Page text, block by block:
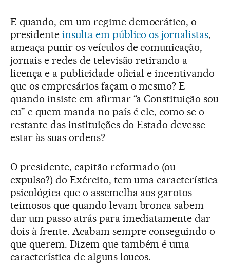
E quando, em um regime democrático, o
presidente insulta em público os jornalistas,
ameaça punir os veículos de comunicação,
jornais e redes de televisão retirando a
licença e a publicidade oficial e incentivando
que os empresários façam o mesmo? E
quando insiste em afirmar “a Constituição sou
eu” e quem manda no país é ele, como se o
restante das instituições do Estado devesse
estar às suas ordens?
O presidente, capitão reformado (ou
expulso?) do Exército, tem uma característica
psicológica que o assemelha aos garotos
teimosos que quando levam bronca sabem
dar um passo atrás para imediatamente dar
dois à frente. Acabam sempre conseguindo o
que querem. Dizem que também é uma
característica de alguns loucos.